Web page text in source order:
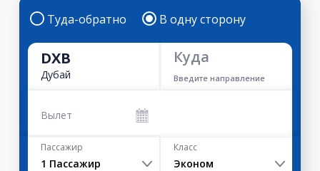
Туда-обратно В одну сторону
DXB
Дубай
Куда
Введите направление
Вылет
Пассажир
1 Пассажир
Класс
Эконом